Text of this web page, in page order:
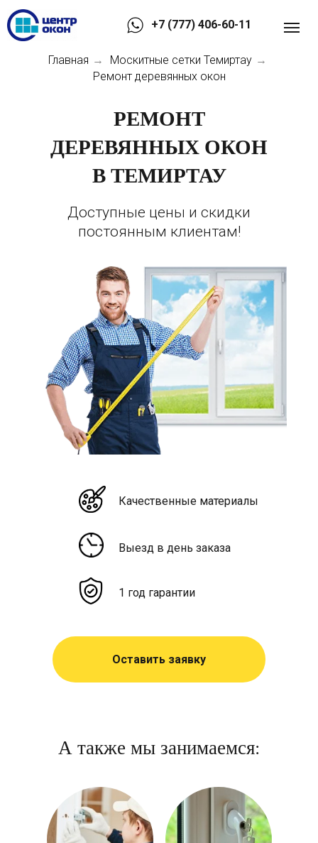
+7 (777) 406-60-11
Главная → Москитные сетки Темиртау →
Ремонт деревянных окон
РЕМОНТ
ДЕРЕВЯННЫХ ОКОН
В ТЕМИРТАУ
Выезд в день заказа
Качественные материалы
1 год гарантии
Оставить заявку
Доступные цены и скидки
постоянным клиентам!
А также мы занимаемся: